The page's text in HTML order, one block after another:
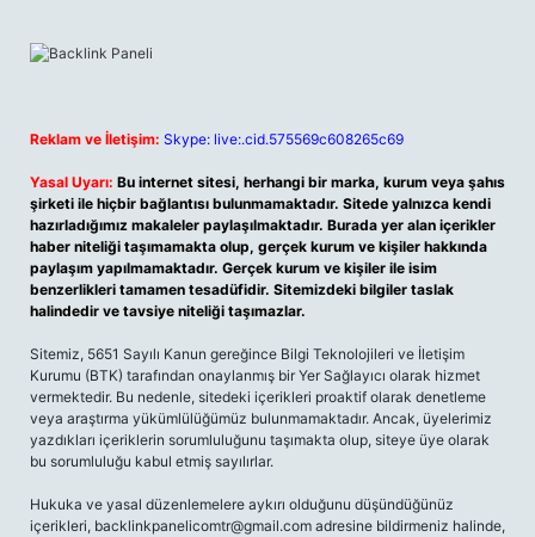
Reklam ve İletişim: Skype: live:.cid.575569c608265c69
Yasal Uyarı: Bu internet sitesi, herhangi bir marka, kurum veya şahıs
şirketi ile hiçbir bağlantısı bulunmamaktadır. Sitede yalnızca kendi
hazırladığımız makaleler paylaşılmaktadır. Burada yer alan içerikler
haber niteliği taşımamakta olup, gerçek kurum ve kişiler hakkında
paylaşım yapılmamaktadır. Gerçek kurum ve kişiler ile isim
benzerlikleri tamamen tesadüfidir. Sitemizdeki bilgiler taslak
halindedir ve tavsiye niteliği taşımazlar.
Sitemiz, 5651 Sayılı Kanun gereğince Bilgi Teknolojileri ve İletişim
Kurumu (BTK) tarafından onaylanmış bir Yer Sağlayıcı olarak hizmet
vermektedir. Bu nedenle, sitedeki içerikleri proaktif olarak denetleme
veya araştırma yükümlülüğümüz bulunmamaktadır. Ancak, üyelerimiz
yazdıkları içeriklerin sorumluluğunu taşımakta olup, siteye üye olarak
bu sorumluluğu kabul etmiş sayılırlar.
Hukuka ve yasal düzenlemelere aykırı olduğunu düşündüğünüz
içerikleri, backlinkpanelicomtr@gmail.com adresine bildirmeniz halinde,